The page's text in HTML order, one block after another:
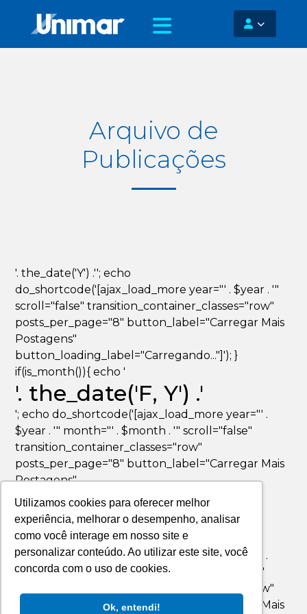
Utilizamos cookies para oferecer melhor
experiência, melhorar o desempenho, analisar
como você interage em nosso site e
personalizar conteúdo. Ao utilizar este site, você
concorda com o uso de cookies.
Ok, entendi!
Arquivo de
Publicações
'. the_date('Y') .''; echo
do_shortcode('[ajax_load_more year="' . $year . '"
scroll="false" transition_container_classes="row"
posts_per_page="8" button_label="Carregar Mais
Postagens"
button_loading_label="Carregando..."]'); }
if(is_month()){ echo '
'. the_date('F, Y') .'
'; echo do_shortcode('[ajax_load_more year="' .
$year . '" month="' . $month . '" scroll="false"
transition_container_classes="row"
posts_per_page="8" button_label="Carregar Mais
Postagens"
button_loading_label="Carregando..."]'); }
if(is_day()){ echo '
'. the_date('F jS, Y') .'
'; echo do_shortcode('[ajax_load_more year="' .
$year . '" month="' . $month . '" day="' . $day . '"
scroll="false" transition_container_classes="row"
posts_per_page="8" button_label="Carregar Mais